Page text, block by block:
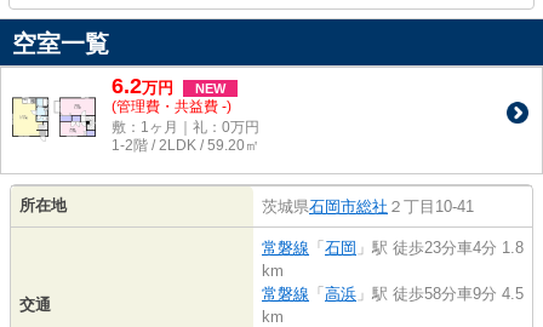
空室一覧
6.2万円 NEW
(管理費・共益費 -)
敷：1ヶ月｜礼：0万円
1-2階 / 2LDK / 59.20㎡
所在地 茨城県石岡市総社 ２丁目10-41
交通
常磐線 「 石岡 」駅 徒歩23分車4分 1.8
km
常磐線 「 高浜 」駅 徒歩58分車9分 4.5
km